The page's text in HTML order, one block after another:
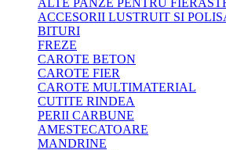
ALTE PANZE PENTRU
ACCESORII LUSTRUIT SI
BITURI
FREZE
CAROTE BETON
CAROTE FIER
CAROTE MULTIMATERIAL
CUTITE RINDEA
PERII CARBUNE
AMESTECATOARE
MANDRINE